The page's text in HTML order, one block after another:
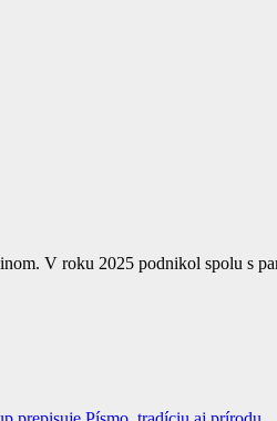
V roku 2025 podnikol spolu s